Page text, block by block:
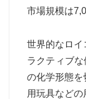
市場規模は
世界的なロ
ラクティブ
の化学形態
用玩具など